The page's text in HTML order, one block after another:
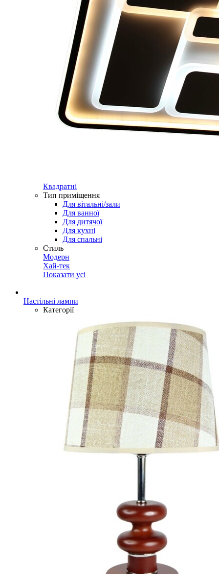
Квадратні
Тип приміщення
Для вітальні/зали
Для ванної
Для дитячої
Для кухні
Для спальні
Стиль
Модерн
Хай-тек
Показати усі
Настільні лампи
Категорії